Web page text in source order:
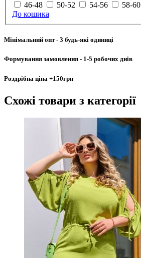
46-48
50-52 54-56 58-60
До кошика
Мінімальний опт- 3 будь-які одиниці
Формування замовлення - 1-5 робочих днів
Роздрібна ціна +150грн
Схожі товари з категорії